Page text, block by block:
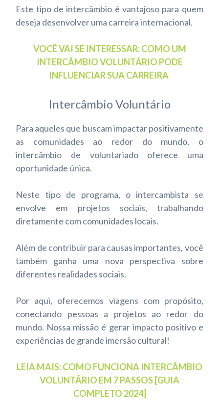
Este tipo de intercâmbio é vantajoso para quem
deseja desenvolver uma carreira internacional.
VOCÊ VAI SE INTERESSAR: COMO UM
INTERCÂMBIO VOLUNTÁRIO PODE
INFLUENCIAR SUA CARREIRA
Intercâmbio Voluntário
Para aqueles que buscam impactar positivamente
as comunidades ao redor do mundo, o
intercâmbio de voluntariado oferece uma
oportunidade única.
Neste tipo de programa, o intercambista se
envolve em projetos sociais, trabalhando
diretamente com comunidades locais.
Além de contribuir para causas importantes, você
também ganha uma nova perspectiva sobre
diferentes realidades sociais.
Por aqui, oferecemos viagens com propósito,
conectando pessoas a projetos ao redor do
mundo. Nossa missão é gerar impacto positivo e
experiências de grande imersão cultural!
LEIA MAIS: COMO FUNCIONA INTERCÂMBIO
VOLUNTÁRIO EM 7 PASSOS [GUIA
COMPLETO 2024]